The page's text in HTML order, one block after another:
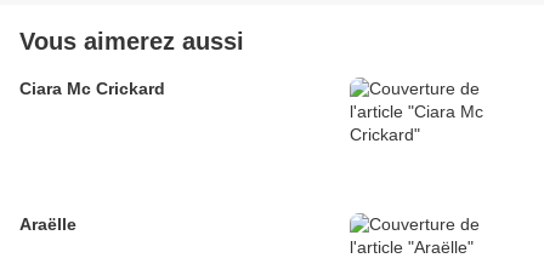
Vous aimerez aussi
Ciara Mc Crickard
Araëlle